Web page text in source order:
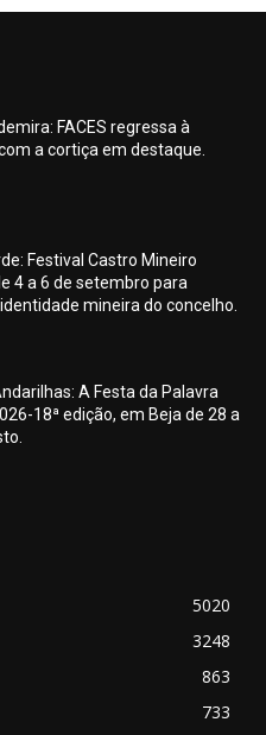
FACES regressa à
a cortiça em destaque.
Festival Castro Mineiro
4 a 6 de setembro para
mineira do concelho.
A Festa da Palavra
18ª edição, em Beja de 28 a
5020
3248
863
733